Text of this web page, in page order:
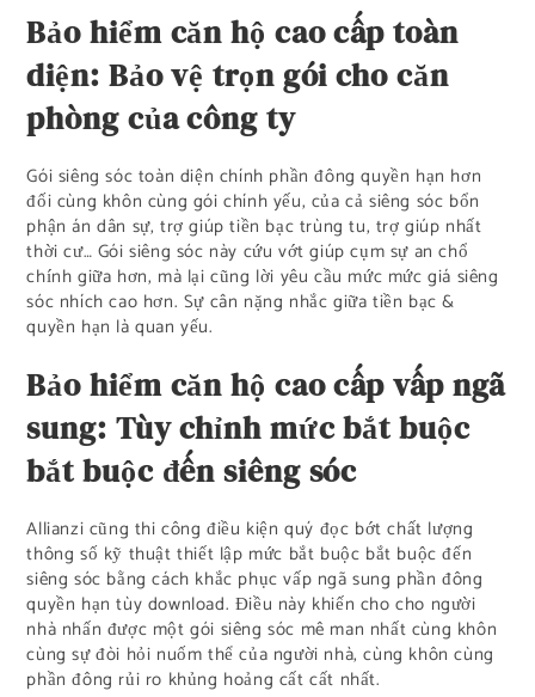
Bảo hiểm căn hộ cao cấp toàn
diện: Bảo vệ trọn gói cho căn
phòng của công ty
Gói siêng sóc toàn diện chính phần đông quyền hạn hơn
đối cùng khôn cùng gói chính yếu, của cả siêng sóc bổn
phận án dân sự, trợ giúp tiền bạc trùng tu, trợ giúp nhất
thời cư… Gói siêng sóc này cứu vớt giúp cụm sự an chổ
chính giữa hơn, mà lại cũng lời yêu cầu mức mức giá siêng
sóc nhích cao hơn. Sự cân nặng nhắc giữa tiền bạc &
quyền hạn là quan yếu.
Bảo hiểm căn hộ cao cấp vấp ngã
sung: Tùy chỉnh mức bắt buộc
bắt buộc đến siêng sóc
Allianzi cũng thi công điều kiện quý đọc bớt chất lượng
thông số kỹ thuật thiết lập mức bắt buộc bắt buộc đến
siêng sóc bằng cách khắc phục vấp ngã sung phần đông
quyền hạn tùy download. Điều này khiến cho cho người
nhà nhấn được một gói siêng sóc mê man nhất cùng khôn
cùng sự đòi hỏi nuốm thể của người nhà, cùng khôn cùng
phần đông rủi ro khủng hoảng cất cất nhất.